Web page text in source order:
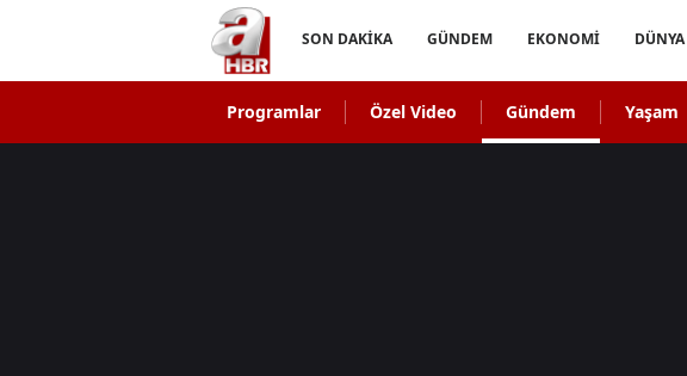
SON DAKİKA GÜNDEM EKONOMİ DÜNYA
Programlar Özel Video Gündem Yaşam